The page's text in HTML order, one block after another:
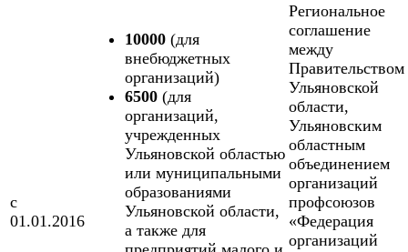
с
01.01.2016
10000 (для
внебюджетных
организаций)
6500 (для
организаций,
учрежденных
Ульяновской областью
или муниципальными
образованиями
Ульяновской области,
а также для
Региональное
соглашение
между
Правительством
Ульяновской
области,
Ульяновским
областным
объединением
организаций
профсоюзов
«Федерация
организаций